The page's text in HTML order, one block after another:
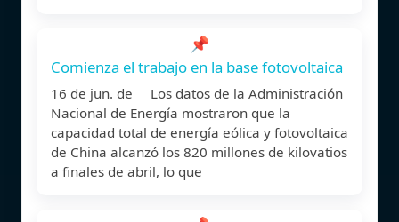
📌
Comienza el trabajo en la base fotovoltaica
16 de jun. de Los datos de la Administración
Nacional de Energía mostraron que la
capacidad total de energía eólica y fotovoltaica
de China alcanzó los 820 millones de kilovatios
a finales de abril, lo que